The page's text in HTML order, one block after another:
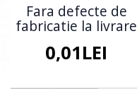
Fara defecte de
fabricatie la livrare
0,01LEI